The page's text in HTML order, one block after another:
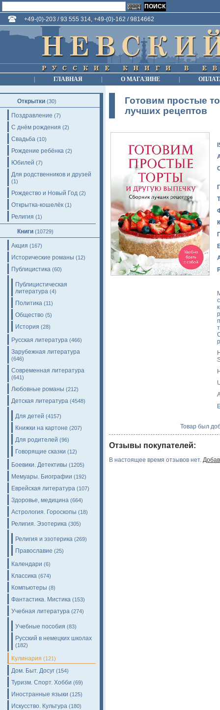
+49-(0)-203 / 93 555 314, +49-(0)-162 / 9814662
ГЛАВНАЯ О МАГАЗИНЕ
Открытки (30)
Поздравление (7)
С днём рождения (2)
Свадьба (10)
Рождение ребёнка (2)
Юбилей (7)
Для родственников и друзей
(1)
Рождество и Новый Год (2)
Открытка-кошелёк (1)
Религия (1)
Книги (10729)
Акция (167)
Исторические романы (12)
Публицистика (60)
Публицистическая
литература (4)
Политика (11)
Общество (5)
История (28)
Русская литература (466)
Зарубежная литература
(646)
Современная литература
(641)
Любовные романы (212)
Детская литература (4548)
Для детей (4157)
Книжки на картоне (207)
Для родителей (96)
Говорящие сказки (12)
Боевики. Детективы (1205)
Мемуары. Биографии (192)
Еврейская литература (107)
Здоровье, медицина (664)
Астрология. Гороскопы (18)
Религия. Эзотерика (305)
Религия и эзотерика (269)
Православие (25)
Календари (6)
Классика (674)
Компьютеры (8)
Фантастика. Мистика (153)
Учебная литература (274)
Учебные пособия (83)
Русский в немецких школах
(182)
Кулинария (121)
Дом. Быт. Досуг (154)
Туризм. Спорт. Хобби (69)
Иностранные языки (125)
Искусство. Культура (180)
Готовим простые
лучших рецептов
Товар был
Отзывы покупателей:
В настоящее время отзывов нет.